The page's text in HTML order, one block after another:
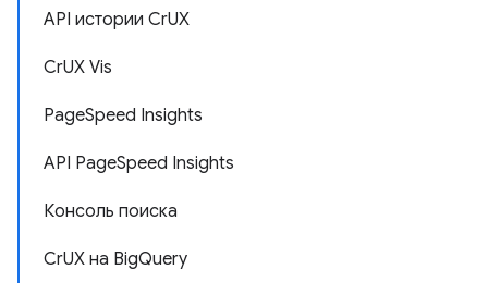
API истории CrUX
CrUX Vis
PageSpeed ​​Insights
API PageSpeed ​​Insights
Консоль поиска
CrUX на BigQuery